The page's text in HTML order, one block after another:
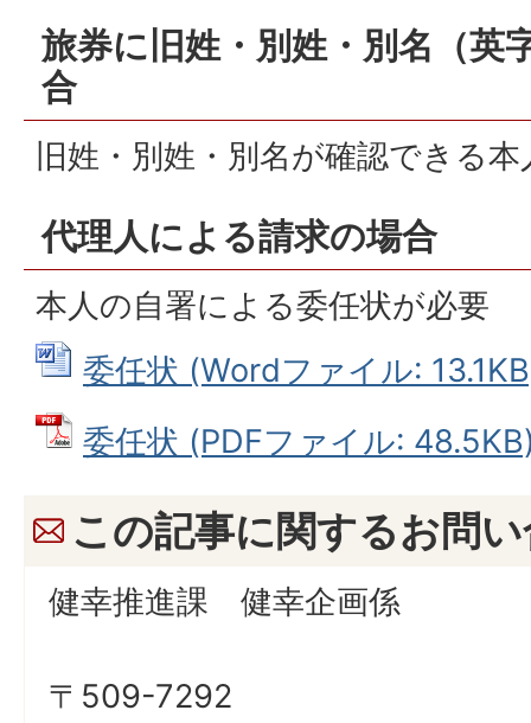
旅券に旧姓・別姓・別名（英
合
旧姓・別姓・別名が確認できる
代理人による請求の場合
本人の自署による委任状が必要
委任状 (Wordファイル:
委任状 (PDFファイル:
この記事に関するお問
健幸推進課 健幸企画係
〒509-7292